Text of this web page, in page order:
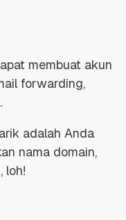
membuat akun
forwarding,
adalah Anda
nama domain,
loh!